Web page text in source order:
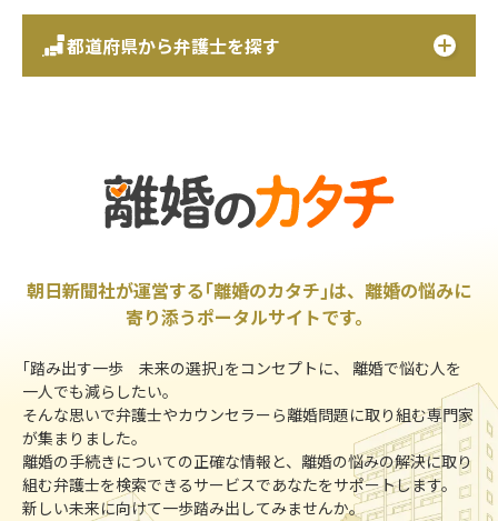
都道府県から弁護士を探す
朝日新聞社が運営する｢離婚のカタチ｣は、離婚の悩みに
寄り添うポータルサイトです。
｢踏み出す一歩 未来の選択｣をコンセプトに、 離婚で悩む人を
一人でも減らしたい。
そんな思いで弁護士やカウンセラーら離婚問題に取り組む専門家
が集まりました。
離婚の手続きについての正確な情報と、離婚の悩みの解決に取り
組む弁護士を検索できるサービスであなたをサポートします。
新しい未来に向けて一歩踏み出してみませんか。